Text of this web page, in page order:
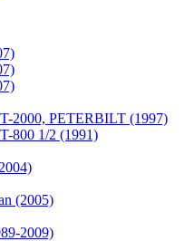
2000, PETERBILT (1997)
800 1/2 (1991)
(2005)
2009)